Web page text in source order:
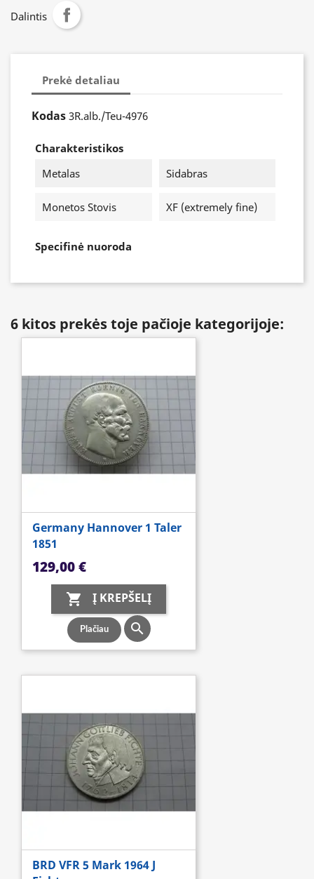
Dalintis
Prekė detaliau
Kodas 3R.alb./Teu-4976
Charakteristikos
Metalas
Sidabras
Monetos Stovis XF (extremely fine)
Specifinė nuoroda
6 kitos prekės toje pačioje kategorijoje:
Germany Hannover 1 Taler
1851
Kaina
129,00 €
 Į KREPŠELĮ
Plačiau 
BRD VFR 5 Mark 1964 J